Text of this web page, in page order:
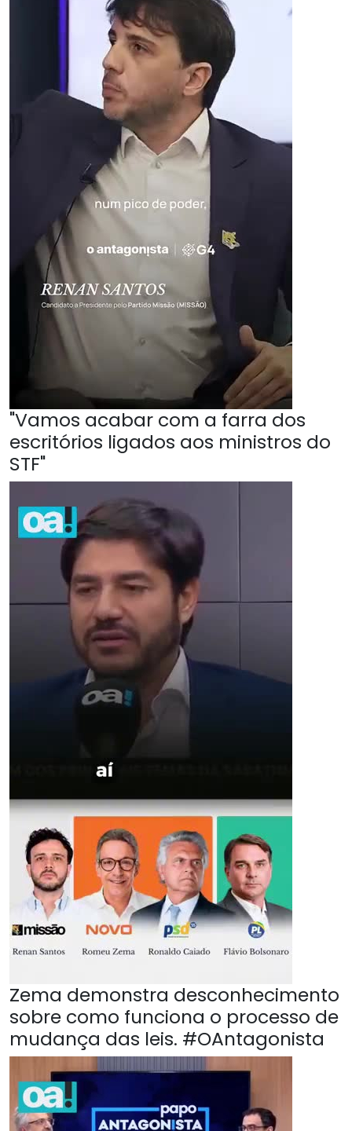
"Vamos acabar com a farra dos
escritórios ligados aos ministros do
STF"
Zema demonstra desconhecimento
sobre como funciona o processo de
mudança das leis. #OAntagonista